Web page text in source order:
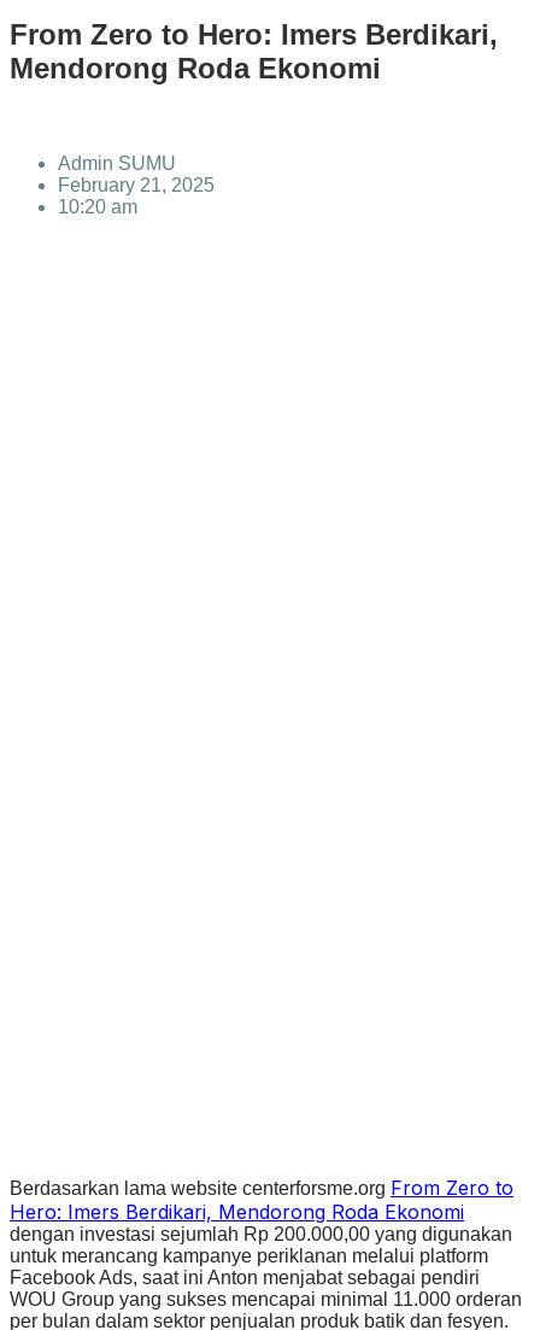
From Zero to Hero: Imers Berdikari,
Mendorong Roda Ekonomi
Admin SUMU
February 21, 2025
10:20 am
Berdasarkan lama website centerforsme.org From Zero to
Hero: Imers Berdikari, Mendorong Roda Ekonomi
dengan investasi sejumlah Rp 200.000,00 yang digunakan
untuk merancang kampanye periklanan melalui platform
Facebook Ads, saat ini Anton menjabat sebagai pendiri
WOU Group yang sukses mencapai minimal 11.000 orderan
per bulan dalam sektor penjualan produk batik dan fesyen.